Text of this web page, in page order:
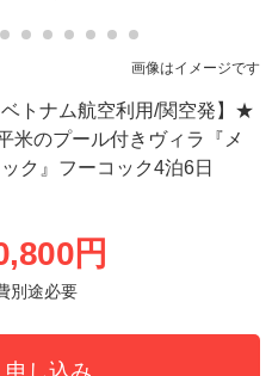
画像はイメージです
ベトナム航空利用/関空発】★
米のプール付きヴィラ『メ
ク』フーコック4泊6日
円
別途必要
申し込み